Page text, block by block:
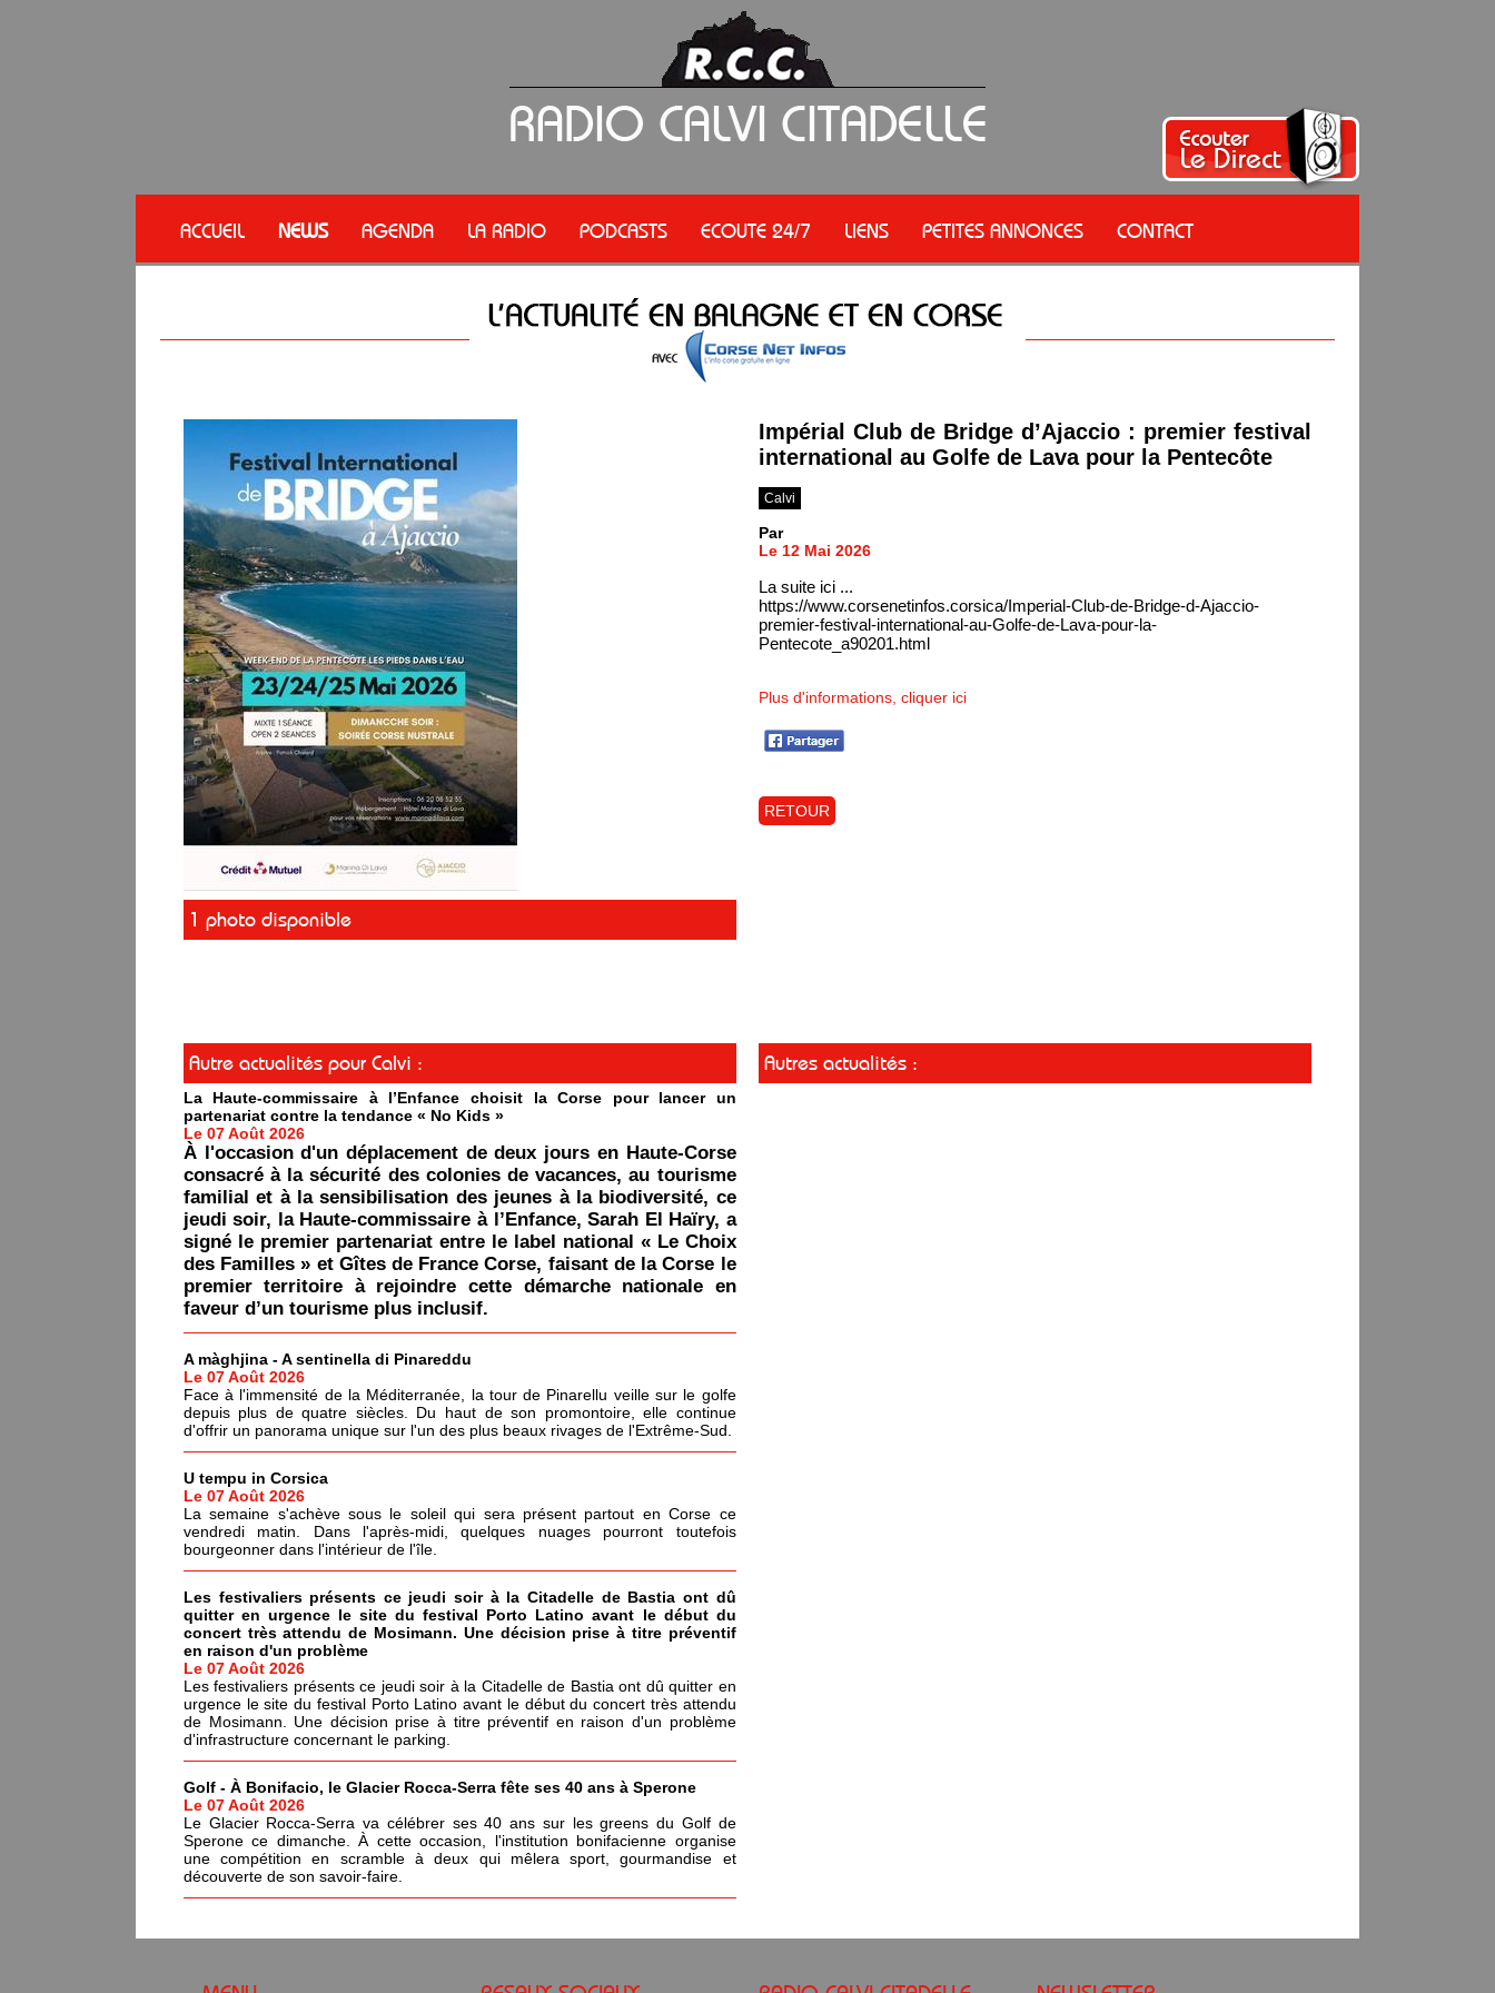
ACCUEIL NEWS AGENDA LA RADIO PODCASTS ECOUTE 24/7 LIENS PETITES ANNONCES CONTACT
1 photo disponible
Impérial Club de Bridge d’Ajaccio : premier festival
international au Golfe de Lava pour la Pentecôte
Calvi
Par
Le 12 Mai 2026
La suite ici ...
https://www.corsenetinfos.corsica/Imperial-Club-de-Bridge-d-Ajaccio-
premier-festival-international-au-Golfe-de-Lava-pour-la-
Pentecote_a90201.html
Plus d'informations, cliquer ici
RETOUR
Autre actualités pour Calvi :
La Haute-commissaire à l’Enfance choisit la Corse pour lancer un
partenariat contre la tendance « No Kids »
Le 07 Août 2026
À l'occasion d'un déplacement de deux jours en Haute-Corse
consacré à la sécurité des colonies de vacances, au tourisme
familial et à la sensibilisation des jeunes à la biodiversité, ce
jeudi soir, la Haute-commissaire à l’Enfance, Sarah El Haïry, a
signé le premier partenariat entre le label national « Le Choix
des Familles » et Gîtes de France Corse, faisant de la Corse le
premier territoire à rejoindre cette démarche nationale en
faveur d’un tourisme plus inclusif.
A màghjina - A sentinella di Pinareddu
Le 07 Août 2026
Face à l'immensité de la Méditerranée, la tour de Pinarellu veille sur le golfe
depuis plus de quatre siècles. Du haut de son promontoire, elle continue
d'offrir un panorama unique sur l'un des plus beaux rivages de l'Extrême-Sud.
U tempu in Corsica
Le 07 Août 2026
La semaine s'achève sous le soleil qui sera présent partout en Corse ce
vendredi matin. Dans l'après-midi, quelques nuages pourront toutefois
bourgeonner dans l'intérieur de l'île.
Les festivaliers présents ce jeudi soir à la Citadelle de Bastia ont dû
quitter en urgence le site du festival Porto Latino avant le début du
concert très attendu de Mosimann. Une décision prise à titre préventif
en raison d'un problème
Le 07 Août 2026
Les festivaliers présents ce jeudi soir à la Citadelle de Bastia ont dû quitter en
urgence le site du festival Porto Latino avant le début du concert très attendu
de Mosimann. Une décision prise à titre préventif en raison d'un problème
d'infrastructure concernant le parking.
Golf - À Bonifacio, le Glacier Rocca-Serra fête ses 40 ans à Sperone
Le 07 Août 2026
Le Glacier Rocca-Serra va célébrer ses 40 ans sur les greens du Golf de
Sperone ce dimanche. À cette occasion, l'institution bonifacienne organise
une compétition en scramble à deux qui mêlera sport, gourmandise et
découverte de son savoir-faire.
Autres actualités :